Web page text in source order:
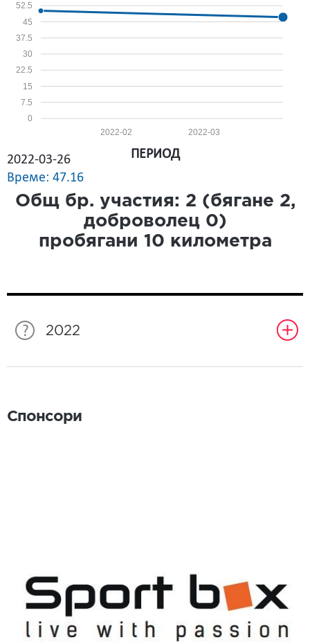
0
7.5
15
22.5
30
37.5
45
52.5
2022-03
2022-02
2022-03-26
Време: 47.16
ПЕРИОД
Общ бр. участия: 2 (бягане 2,
доброволец 0)
пробягани 10 километра
2022
Спонсори